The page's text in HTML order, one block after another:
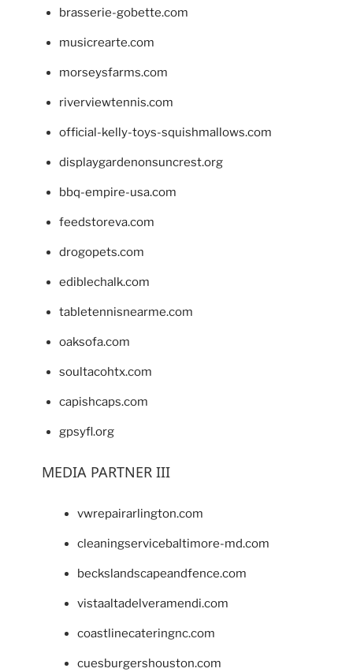
brasserie-gobette.com
musicrearte.com
morseysfarms.com
riverviewtennis.com
official-kelly-toys-squishmallows.com
displaygardenonsuncrest.org
bbq-empire-usa.com
feedstoreva.com
drogopets.com
ediblechalk.com
tabletennisnearme.com
oaksofa.com
soultacohtx.com
capishcaps.com
gpsyfl.org
MEDIA PARTNER III
vwrepairarlington.com
cleaningservicebaltimore-md.com
beckslandscapeandfence.com
vistaaltadelveramendi.com
coastlinecateringnc.com
cuesburgershouston.com